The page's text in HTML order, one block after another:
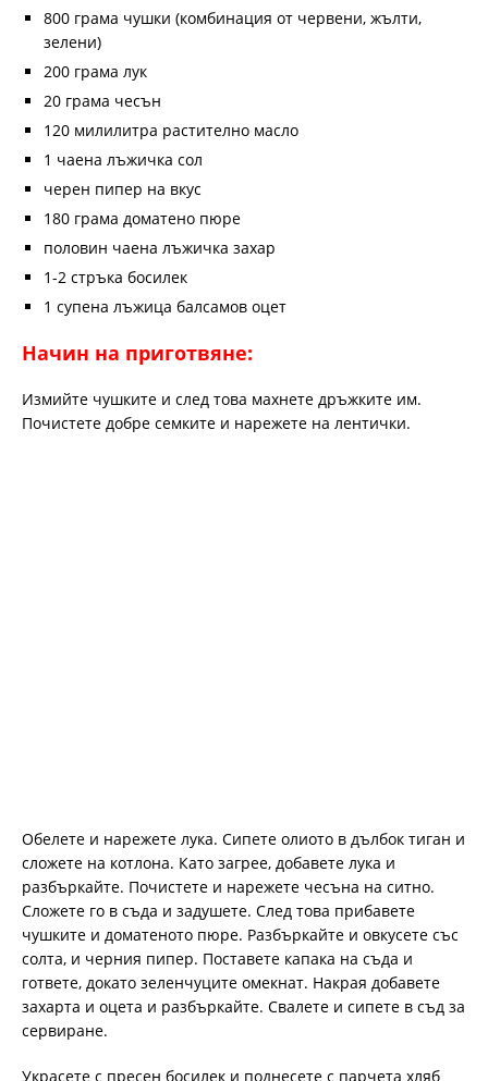
800 грама чушки (комбинация от червени, жълти,
зелени)
200 грама лук
20 грама чесън
120 милилитра растително масло
1 чаена лъжичка сол
черен пипер на вкус
180 грама доматено пюре
половин чаена лъжичка захар
1-2 стръка босилек
1 супена лъжица балсамов оцет
Начин на приготвяне:
Измийте чушките и след това махнете дръжките им.
Почистете добре семките и нарежете на лентички.
Обелете и нарежете лука. Сипете олиото в дълбок тиган и
сложете на котлона. Като загрее, добавете лука и
разбъркайте. Почистете и нарежете чесъна на ситно.
Сложете го в съда и задушете. След това прибавете
чушките и доматеното пюре. Разбъркайте и овкусете със
солта, и черния пипер. Поставете капака на съда и
гответе, докато зеленчуците омекнат. Накрая добавете
захарта и оцета и разбъркайте. Свалете и сипете в съд за
сервиране.
Украсете с пресен босилек и поднесете с парчета хляб